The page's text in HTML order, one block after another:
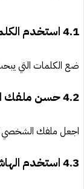
4.1استخدم
ضع الكلمات التي
4.2حسن ملفك
اجعل ملفك الشخصي
4.3استخدم